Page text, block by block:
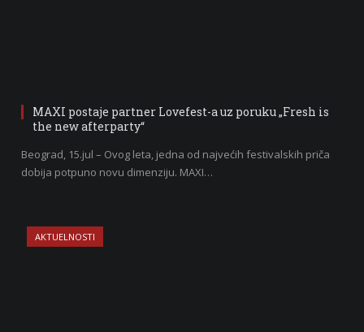
MAXI postaje partner Lovefest-a uz poruku „Fresh is
the new afterparty“
Beograd, 15.jul – Ovog leta, jedna od najvećih festivalskih priča
dobija potpuno novu dimenziju. MAXI…
AKTUELNOSTI